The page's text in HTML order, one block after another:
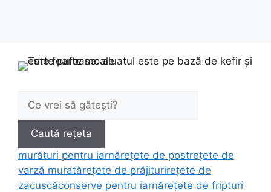
Caută:
Caută rețeta
murături pentru iarnărețete de postrețete de
varză muratărețete de prăjiturirețete de
zacuscăconserve pentru iarnărețete de fripturi